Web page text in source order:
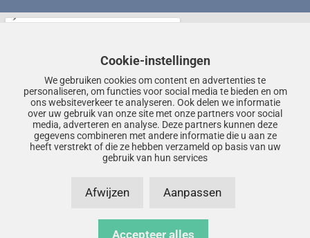
Cookie-instellingen
We gebruiken cookies om content en advertenties te
personaliseren, om functies voor social media te bieden en om
ons websiteverkeer te analyseren. Ook delen we informatie
over uw gebruik van onze site met onze partners voor social
media, adverteren en analyse. Deze partners kunnen deze
gegevens combineren met andere informatie die u aan ze
heeft verstrekt of die ze hebben verzameld op basis van uw
gebruik van hun services
Afwijzen Aanpassen
Accepteer alles